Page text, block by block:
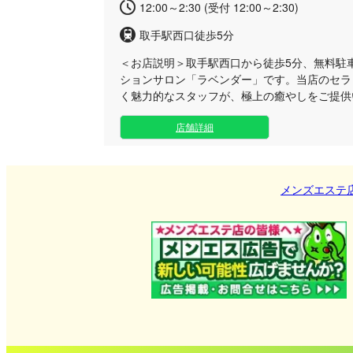
12:00～2:30 (受付 12:00～2:30)
取手駅西口徒歩5分
＜お店説明＞取手駅西口から徒歩5分、無料駐
ションサロン「ラベンダー」です。当店のセ
く魅力的なスタッフが、極上の癒やしをご提
ってお勧めするのは、たっぷりの泡で全身を
心地よい指圧とアロマオイルを使用したリン
具合に合わせてお選びいただけます。また、
分までとなっておりますので、お仕事帰りが
質な空間をご用意してお待ちしております。
しをご体感ください。
店舗詳細
メンズエステ